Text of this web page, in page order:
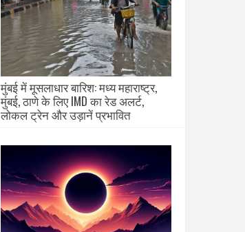
मुंबई में मूसलाधार बारिश: मध्य महाराष्ट्र,
मुंबई, ठाणे के लिए IMD का रेड अलर्ट,
लोकल ट्रेन और उड़ानें प्रभावित